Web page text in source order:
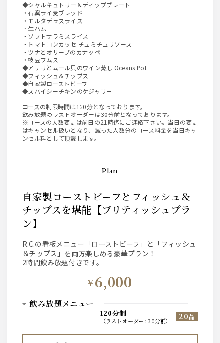
◆シャルキュトリー＆ディッププレート
・石窯ライ麦ブレッド
・モルタデラスライス
・生ハム
・ソフトサラミスライス
・トマトコンカッセ チュミチュリソース
・ツナとオリーブのカナッペ
・枝豆フムス
◆アサリとムール貝のワイン蒸し Oceans Pot
◆フィッシュ＆チップス
◆自家製ローストビーフ
◆スパイシーチキンのケジャリー
コースの制限時間は120分となっております。
飲み放題のラストオーダーは30分前となっております。
※コースの人数変更は前日の21時迄にご連絡下さい。当日の変更
はキャンセル扱いとなり、減った人数分のコース料金を当日キャ
ンセル料として頂戴します。
Plan
自家製ローストビーフとフィッシュ＆
チップスを堪能【ブリティッシュプラ
ン】
R.C.の看板メニュー「ローストビーフ」と「フィッシュ
＆チップス」を両方楽しめる豪華プラン！
2時間飲み放題付きです。
¥6,000
飲み放題メニュー
120分制
（ ラストオーダー:30分前） 20品